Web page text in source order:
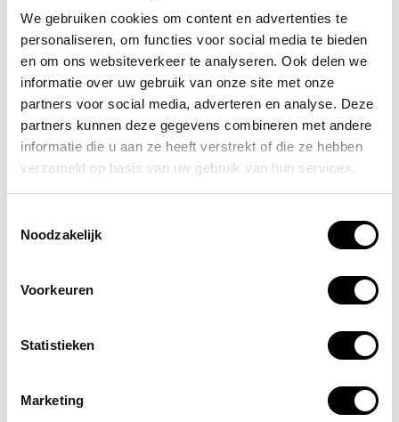
We gebruiken cookies om content en advertenties te
personaliseren, om functies voor social media te bieden
en om ons websiteverkeer te analyseren. Ook delen we
informatie over uw gebruik van onze site met onze
partners voor social media, adverteren en analyse. Deze
partners kunnen deze gegevens combineren met andere
informatie die u aan ze heeft verstrekt of die ze hebben
verzameld op basis van uw gebruik van hun services.
Noodzakelijk
Voorkeuren
Statistieken
Marketing
reiskoffer 75 cm (large)
s'cure
VAN 249,00VOOR 159,00
handtas dames birina
49,95
POPULAIRE EN BEST VERKOCHT
laptoptas / aktetas /
koffer / trolley /